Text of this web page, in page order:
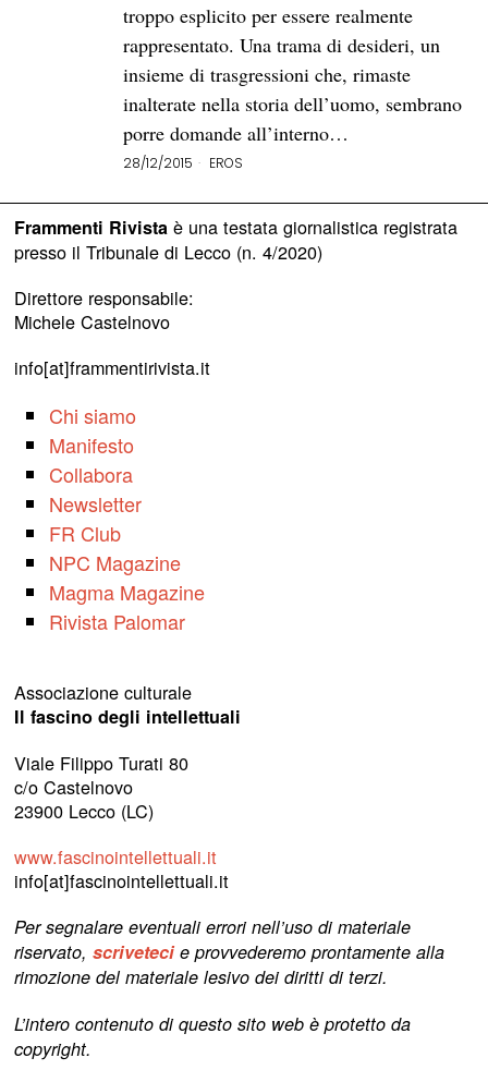
troppo esplicito per essere realmente
rappresentato. Una trama di desideri, un
insieme di trasgressioni che, rimaste
inalterate nella storia dell’uomo, sembrano
porre domande all’interno…
28/12/2015 EROS
Frammenti Rivistaè una testata giornalistica registrata
presso il Tribunale di Lecco (n. 4/2020)
Direttore responsabile:
Michele Castelnovo
info[at]frammentirivista.it
Chi siamo
Manifesto
Collabora
Newsletter
FR Club
NPC Magazine
Magma Magazine
Rivista Palomar
Associazione culturale
Il fascino degli intellettuali
Viale Filippo Turati 80
c/o Castelnovo
23900 Lecco (LC)
www.fascinointellettuali.it
info[at]fascinointellettuali.it
Per segnalare eventuali errori nell’uso di materiale
riservato,scriveteci e provvederemo prontamente alla
rimozione del materiale lesivo dei diritti di terzi.
L’intero contenuto di questo sito web è protetto da
copyright.